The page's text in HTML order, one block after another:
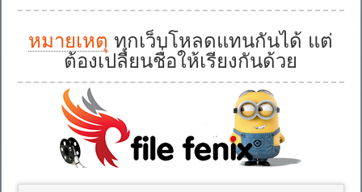
หมายเหตุ ทุกเว็บโหลดแทนกันได้ แต่
ต้องเปลี่ยนชื่อให้เรียงกันด้วย